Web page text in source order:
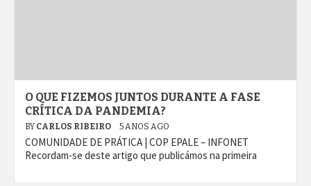
O QUE FIZEMOS JUNTOS DURANTE A FASE
CRÍTICA DA PANDEMIA?
BY CARLOS RIBEIRO 5 ANOS AGO
COMUNIDADE DE PRÁTICA | COP EPALE – INFONET
Recordam-se deste artigo que publicámos na primeira